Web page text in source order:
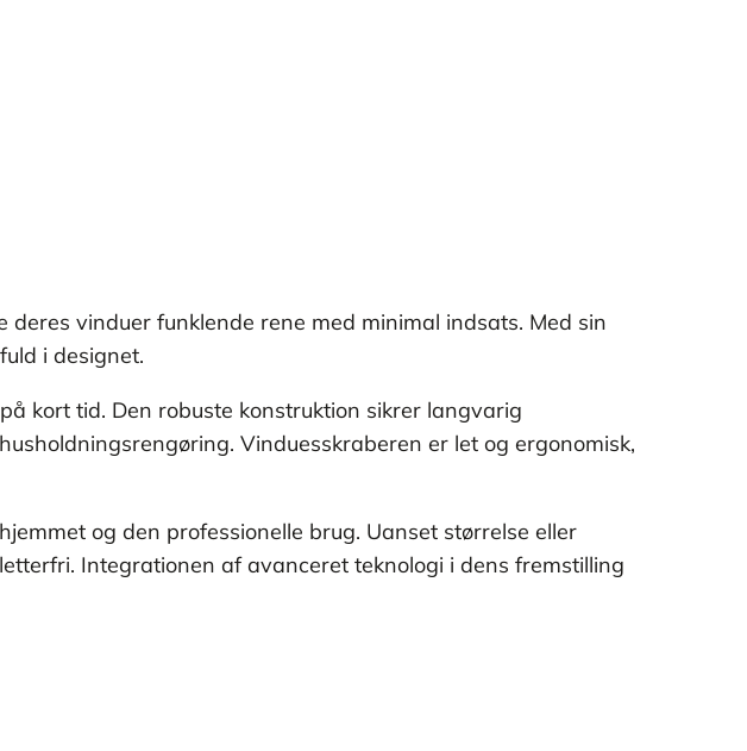
vinduer funklende rene med minimal indsats. Med sin
i designet.
kort tid. Den robuste konstruktion sikrer langvarig
Vinduesskraberen er let og ergonomisk,
og den professionelle brug. Uanset størrelse eller
Integrationen af avanceret teknologi i dens fremstilling